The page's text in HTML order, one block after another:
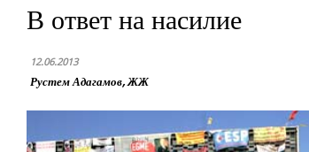
В ответ на насилие
12.06.2013
Рустем Адагамов, ЖЖ